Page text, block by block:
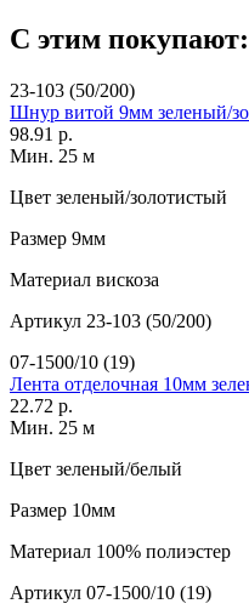
С этим покупают:
23-103 (50/200)
Шнур витой 9мм зеленый/
98.91 р.
Мин. 25 м
Цвет зеленый/золотистый
Размер 9мм
Материал вискоза
Артикул 23-103 (50/200)
07-1500/10 (19)
Лента отделочная 10мм
22.72 р.
Мин. 25 м
Цвет зеленый/белый
Размер 10мм
Материал 100% полиэстер
Артикул 07-1500/10 (19)